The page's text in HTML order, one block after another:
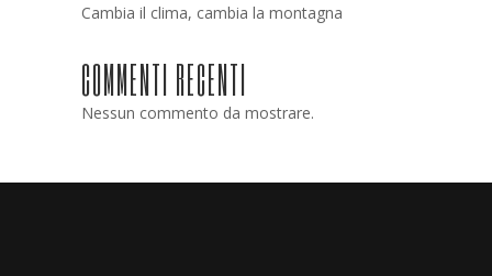
Cambia il clima, cambia la montagna
COMMENTI RECENTI
Nessun commento da mostrare.